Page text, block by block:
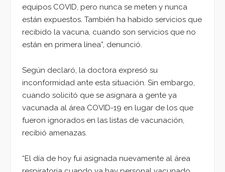
equipos COVID, pero nunca se meten y nunca
están expuestos. También ha habido servicios que
recibido la vacuna, cuando son servicios que no
están en primera línea”, denunció.
Según declaró, la doctora expresó su
inconformidad ante esta situación. Sin embargo,
cuando solicitó que se asignara a gente ya
vacunada al área COVID-19 en lugar de los que
fueron ignorados en las listas de vacunación,
recibió amenazas.
“El día de hoy fui asignada nuevamente al área